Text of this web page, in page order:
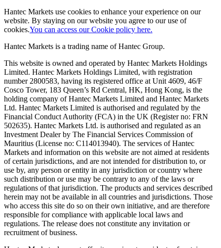
Hantec Markets use cookies to enhance your experience on our
website. By staying on our website you agree to our use of
cookies.You can access our Cookie policy here.
Hantec Markets is a trading name of Hantec Group.
This website is owned and operated by Hantec Markets Holdings
Limited. Hantec Markets Holdings Limited, with registration
number 2800583, having its registered office at Unit 4609, 46/F
Cosco Tower, 183 Queen’s Rd Central, HK, Hong Kong, is the
holding company of Hantec Markets Limited and Hantec Markets
Ltd. Hantec Markets Limited is authorised and regulated by the
Financial Conduct Authority (FCA) in the UK (Register no: FRN
502635). Hantec Markets Ltd. is authorised and regulated as an
Investment Dealer by The Financial Services Commission of
Mauritius (License no: C114013940). The services of Hantec
Markets and information on this website are not aimed at residents
of certain jurisdictions, and are not intended for distribution to, or
use by, any person or entity in any jurisdiction or country where
such distribution or use may be contrary to any of the laws or
regulations of that jurisdiction. The products and services described
herein may not be available in all countries and jurisdictions. Those
who access this site do so on their own initiative, and are therefore
responsible for compliance with applicable local laws and
regulations. The release does not constitute any invitation or
recruitment of business.